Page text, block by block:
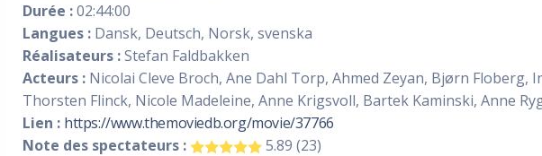
Durée :02:44:00
Langues : Dansk, Deutsch, Norsk, svenska
Réalisateurs :Stefan Faldbakken
Acteurs : Nicolai Cleve Broch, Ane Dahl Torp, Ahmed Zeyan, Bjørn Floberg,
Thorsten Flinck, Nicole Madeleine, Anne Krigsvoll, Bartek Kaminski, Anne
Lien : https://www.themoviedb.org/movie/37766
Note des spectateurs :
5.89 (23)